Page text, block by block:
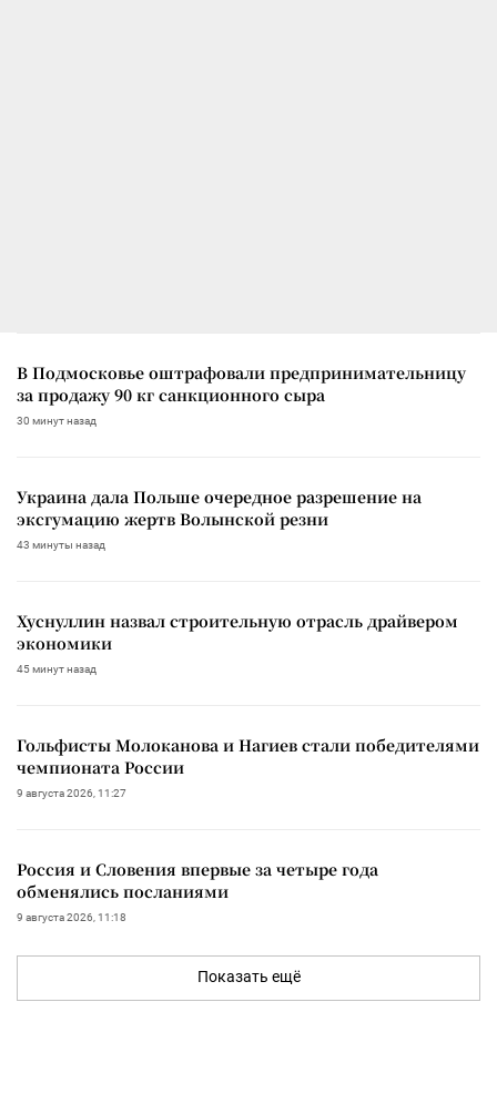
В Подмосковье оштрафовали предпринимательницу
за продажу 90 кг санкционного сыра
30 минут назад
Украина дала Польше очередное разрешение на
эксгумацию жертв Волынской резни
43 минуты назад
Хуснуллин назвал строительную отрасль драйвером
экономики
45 минут назад
Гольфисты Молоканова и Нагиев стали победителями
чемпионата России
9 августа 2026, 11:27
Россия и Словения впервые за четыре года
обменялись посланиями
9 августа 2026, 11:18
Показать ещё